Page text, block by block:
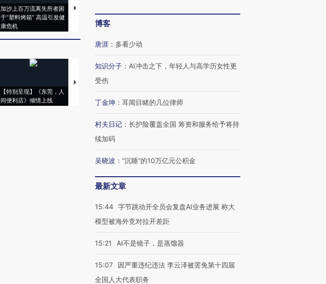
加沙上百万流离失所者困
于“塑料烤箱” 高温引发健
康危机
视线｜HYROX的吸金
术：是什么让中产们甘
心“花钱找虐”？
【特别呈现】《东莞，人
间便利店》倾情上线
【推广】走进第四届链博
会，让数智科技“链”接产
【特别呈现】寻找100种
有意思的生活方式·第三对
CFO：不靠规模取胜，华
博客
唐涯 ： 多看少动
知识分子 ： AI冲击之下，年轻人与高学历女性更
受伤
丁金坤 ： 耳闻目睹的几位律师
村夫日记 ： 长护险覆盖全国 筹资和服务给予将持
续加码
吴晓波 ： “沉睡”的10万亿元公积金
最新文章
15:44 字节跳动开全员会复盘AI业务进展 称大
模型被海外竞对拉开差距
15:21 AI不是镜子，是蒸馏器
15:07
因严重违纪违法 李云泽被罢免第十四届
全国人大代表职务